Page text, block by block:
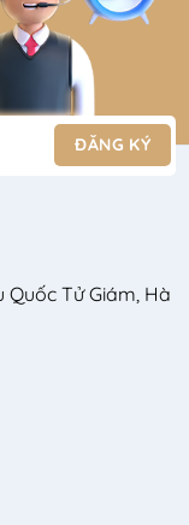
Quốc Tử Giám, Hà